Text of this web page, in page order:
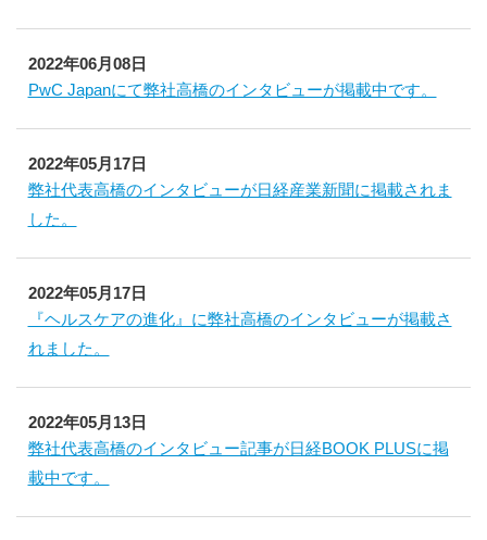
2022年06月08日
PwC Japanにて弊社高橋のインタビューが掲載中です。
2022年05月17日
弊社代表高橋のインタビューが日経産業新聞に掲載されま
した。
2022年05月17日
『ヘルスケアの進化』に弊社高橋のインタビューが掲載さ
れました。
2022年05月13日
弊社代表高橋のインタビュー記事が日経BOOK PLUSに掲
載中です。